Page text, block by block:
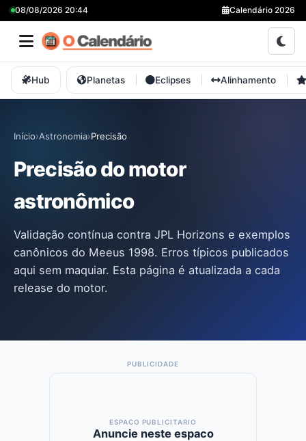
08/08/2026 20:44 Calendário 2026
Hub Planetas Eclipses Alinhamento
Início›Astronomia›Precisão
Precisão do motor
astronômico
Validação contínua contra JPL Horizons e exemplos
canônicos do Meeus 1998. Erros típicos publicados
aqui sem maquiar. Esta página é atualizada a cada
release do motor.
ESPACO PUBLICITARIO
Anuncie neste espaco